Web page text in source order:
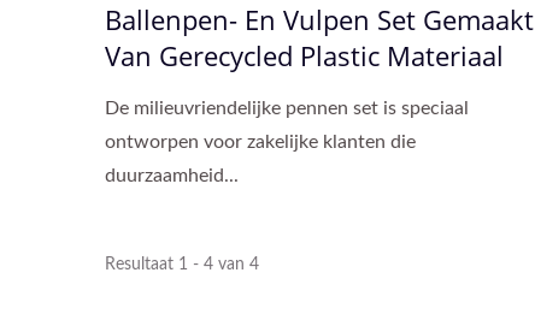
Ballenpen- En Vulpen Set Gemaakt
Van Gerecycled Plastic Materiaal
De milieuvriendelijke pennen set is speciaal
ontworpen voor zakelijke klanten die
duurzaamheid...
Resultaat 1 - 4 van 4